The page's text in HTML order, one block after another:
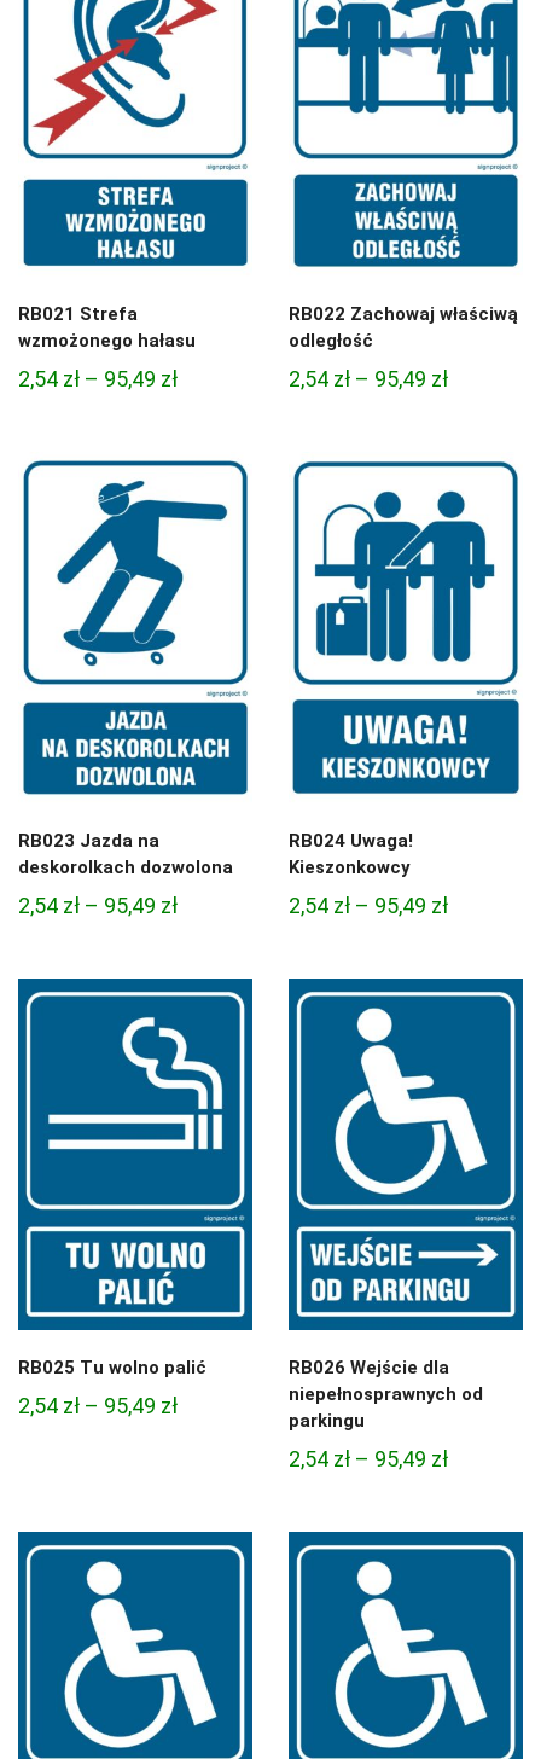
95,49 zł
95,49 zł
RB021 Strefa
wzmożonego hałasu
2,54 zł – 95,49 złZakres
2,54 zł
do
RB022 Zachowaj właściwą
odległość
2,54 zł – 95,49 złZakres
2,54 zł
do
95,49 zł
RB023 Jazda na
deskorolkach dozwolona
2,54 zł – 95,49 złZakres
2,54 zł
do
95,49 zł
RB024 Uwaga!
Kieszonkowcy
2,54 zł – 95,49 złZakres
2,54 zł
RB025 Tu wolno palić
2,54 zł – 95,49 złZakres
do
95,49 zł
RB026 Wejście dla
niepełnosprawnych od
parkingu
2,54 zł – 95,49 złZakres
2,54 zł